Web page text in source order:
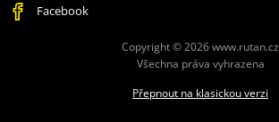
Facebook
Copyright © 2026 www.rutan.cz
Všechna práva vyhrazena
Přepnout na klasickou verzi